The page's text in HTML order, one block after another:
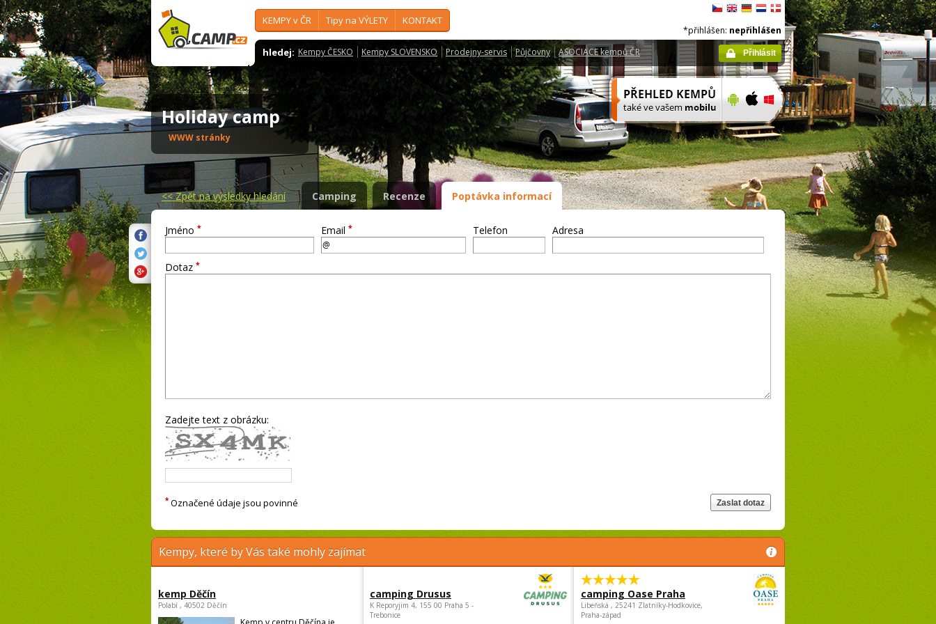
KEMPY v ČR Tipy na VÝLETY KONTAKT
hledej: Kempy ČESKO Kempy SLOVENSKO Prodejny-servis Půjčovny ASOCIACE kempů ČR
*přihlášen: nepřihlášen
Přihlásit
Holiday camp
WWW stránky
<<Zpět na výsledky hledání Camping Recenze Poptávka informací
Jméno * Email * Telefon Adresa
Dotaz *
Zadejte text z obrázku:
* Označené údaje jsou povinné
Kempy, které by Vás také mohly zajímat
kemp Děčín
Polabí , 40502 Děčín
camping Drusus
K Reporyjim 4, 155 00 Praha 5 -
Trebonice
camping Oase Praha
Libeňská , 25241 Zlatníky-Hodkovice,
Praha-západ